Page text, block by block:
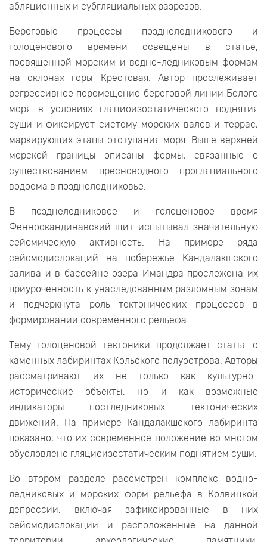
абляционных и субгляциальных разрезов.
Береговые процессы позднеледникового и
голоценового времени освещены в статье,
посвященной морским и водно-ледниковым формам
на склонах горы Крестовая. Автор прослеживает
регрессивное перемещение береговой линии Белого
моря в условиях гляциоизостатического поднятия
суши и фиксирует систему морских валов и террас,
маркирующих этапы отступания моря. Выше верхней
морской границы описаны формы, связанные с
существованием пресноводного прогляциального
водоема в позднеледниковье.
В позднеледниковое и голоценовое время
Фенноскандинавский щит испытывал значительную
сейсмическую активность. На примере ряда
сейсмодислокаций на побережье Кандалакшского
залива и в бассейне озера Имандра прослежена их
приуроченность к унаследованным разломным зонам
и подчеркнута роль тектонических процессов в
формировании современного рельефа.
Тему голоценовой тектоники продолжает статья о
каменных лабиринтах Кольского полуострова. Авторы
рассматривают их не только как культурно-
исторические объекты, но и как возможные
индикаторы постледниковых тектонических
движений. На примере Кандалакшского лабиринта
показано, что их современное положение во многом
обусловлено гляциоизостатическим поднятием суши.
Во втором разделе рассмотрен комплекс водно-
ледниковых и морских форм рельефа в Колвицкой
депрессии, включая зафиксированные в них
сейсмодислокации и расположенные на данной